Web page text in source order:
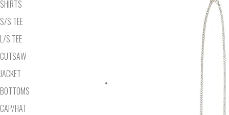
SHIRTS
S/S TEE
L/S TEE
CUTSAW
JACKET
BOTTOMS
CAP/HAT